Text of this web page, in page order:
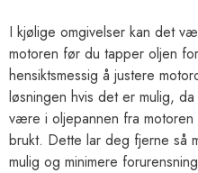
I kjølige omgivelser kan det
motoren før du tapper oljen
hensiktsmessig å justere
løsningen hvis det er mulig,
være i oljepannen fra motoren
brukt. Dette lar deg fjerne så
mulig og minimere